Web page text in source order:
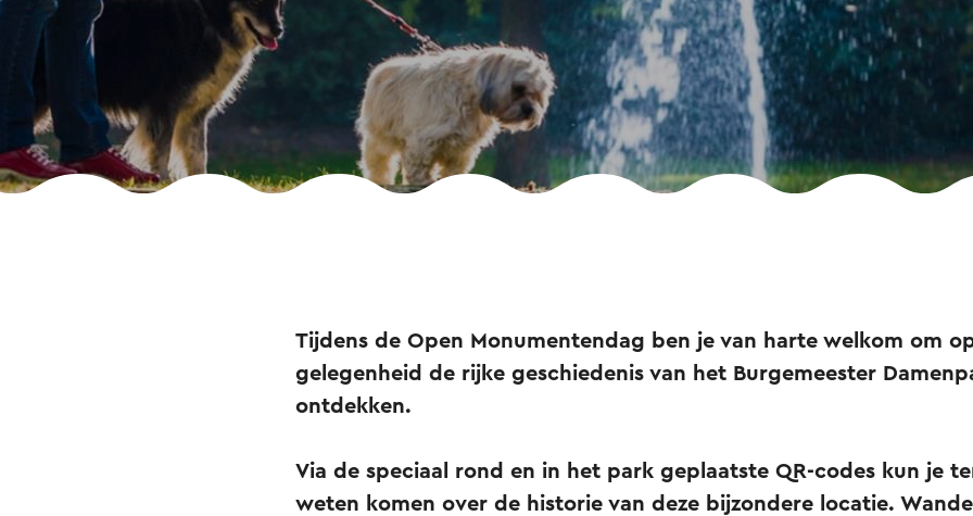
Tijdens de Open Monumentendag ben je van harte welkom om
gelegenheid de rijke geschiedenis van het Burgemeester
ontdekken.
Via de speciaal rond en in het park geplaatste QR-codes kun je
weten komen over de historie van deze bijzondere locatie.